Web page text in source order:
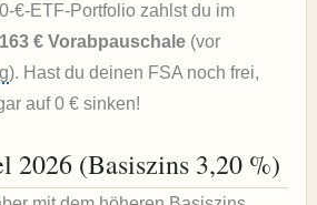
€-ETF-Portfolio zahlst du im
€ Vorabpauschale(vor
). Hast du deinen FSA noch frei,
auf 0 € sinken!
2026 (Basiszins 3,20 %)